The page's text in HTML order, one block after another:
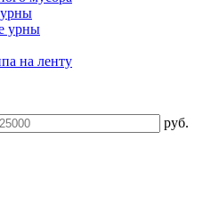
урны
на ленту
руб.